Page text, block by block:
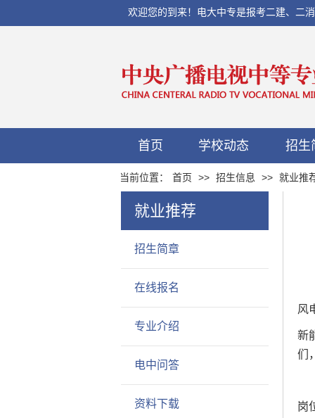
欢迎您的到来！电大中专是报考二建、二
首页 学校动态 招生
当前位置： 首页 >> 招生信息 >> 就业推
就业推荐
招生简章
在线报名
专业介绍
电中问答
资料下载
风
新
们
岗